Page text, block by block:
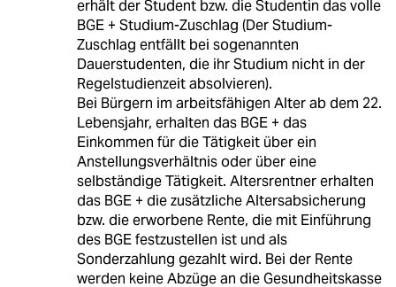
erhält der Student bzw. die Studentin das volle
BGE + Studium-Zuschlag (Der Studium-
Zuschlag entfällt bei sogenannten
Dauerstudenten, die ihr Studium nicht in der
Regelstudienzeit absolvieren).
Bei Bürgern im arbeitsfähigen Alter ab dem 22.
Lebensjahr, erhalten das BGE + das
Einkommen für die Tätigkeit über ein
Anstellungsverhältnis oder über eine
selbständige Tätigkeit. Altersrentner erhalten
das BGE + die zusätzliche Altersabsicherung
bzw. die erworbene Rente, die mit Einführung
des BGE festzustellen ist und als
Sonderzahlung gezahlt wird. Bei der Rente
werden keine Abzüge an die Gesundheitskasse